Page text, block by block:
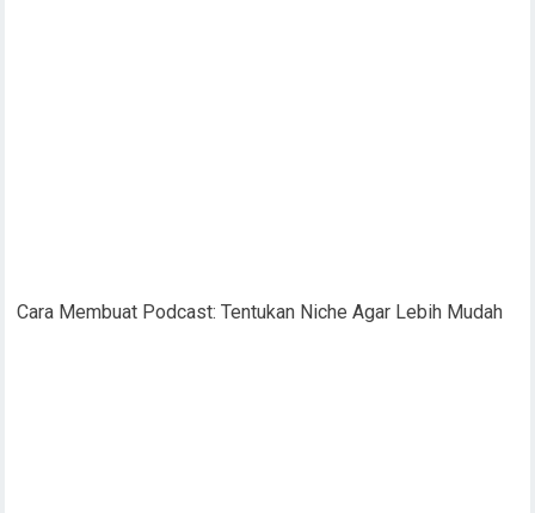
Cara Membuat Podcast: Tentukan Niche Agar Lebih Mudah